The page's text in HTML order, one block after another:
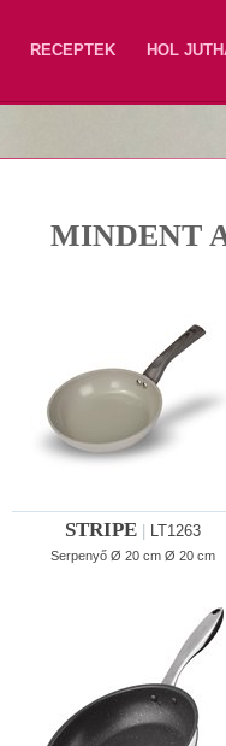
RECEPTEK HOL
MINDENT
STRIPE| LT1263
Serpenyő Ø 20 cm Ø 20 cm